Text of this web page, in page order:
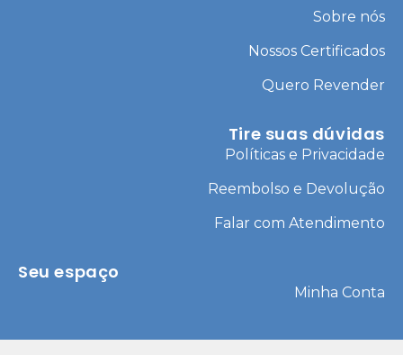
Sobre nós
Nossos Certificados
Quero Revender
Tire suas dúvidas
Políticas e Privacidade
Reembolso e Devolução
Falar com Atendimento
Seu espaço
Minha Conta